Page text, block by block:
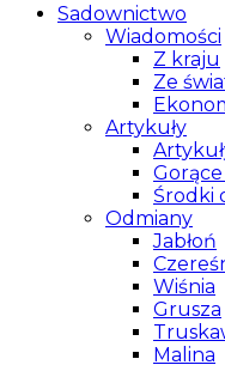
Sadownictwo
Wiadomości
Z kraju
Ze
Artykuły
Środki
Odmiany
Jabłoń
Wiśnia
Grusza
Malina